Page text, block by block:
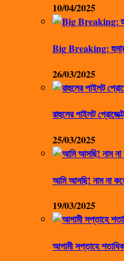
10/04/2025
Big Breaking:
26/03/2025
রাহুলের পাইলট
25/03/2025
আমি আসছি! নাম না
19/03/2025
আগামী সপ্তাহে শতাধিক